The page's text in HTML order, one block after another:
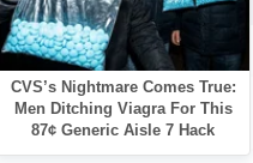
человечества
человечества
человечества